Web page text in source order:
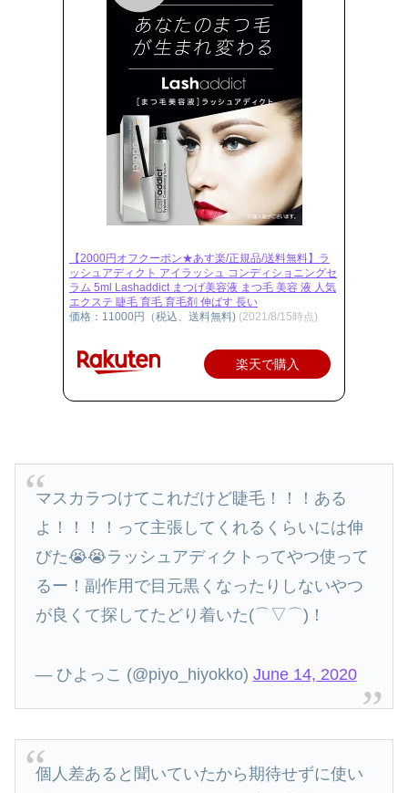
【2000円オフクーポン★あす楽/正規品/送料無料】ラ
ッシュアディクト アイラッシュ コンディショニングセ
ラム 5ml Lashaddict まつげ美容液 まつ毛 美容 液 人気
エクステ 睫毛 育毛 育毛剤 伸ばす 長い
価格：11000円（税込、送料無料) (2021/8/15時点)
楽天で購入
マスカラつけてこれだけど睫毛！！！ある
よ！！！！って主張してくれるくらいには伸
びた😭😭ラッシュアディクトってやつ使って
るー！副作用で目元黒くなったりしないやつ
が良くて探してたどり着いた(⌒▽⌒)！
— ひよっこ (@piyo_hiyokko) June 14, 2020
個人差あると聞いていたから期待せずに使い